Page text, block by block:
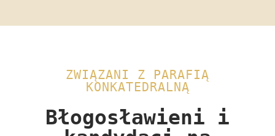
ZWIĄZANI Z PARAFIĄ
KONKATEDRALNĄ
Błogosławieni i